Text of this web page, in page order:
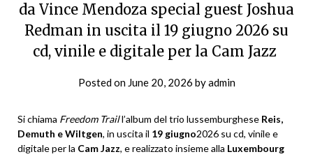
da Vince Mendoza special guest Joshua
Redman in uscita il 19 giugno 2026 su
cd, vinile e digitale per la Cam Jazz
Posted on June 20, 2026 byadmin
Si chiama Freedom Traill’album del trio lussemburghese Reis,
Demuth e Wiltgen, in uscita il 19 giugno2026 su cd, vinile e
digitale per la Cam Jazz, e realizzato insieme alla Luxembourg